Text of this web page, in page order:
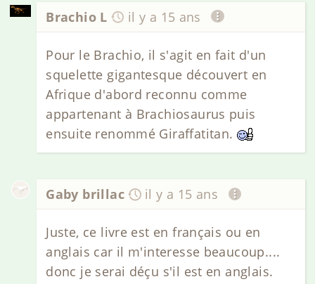
Brachio L il y a 15 ans
Pour le Brachio, il s'agit en fait d'un
squelette gigantesque découvert en
Afrique d'abord reconnu comme
appartenant à Brachiosaurus puis
ensuite renommé Giraffatitan.
Gaby brillac il y a 15 ans
Juste, ce livre est en français ou en
anglais car il m'interesse beaucoup....
donc je serai déçu s'il est en anglais.